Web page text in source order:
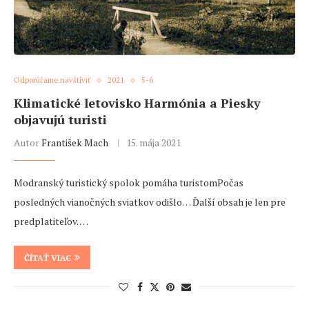
Odporúčame navštíviť 2021 5-6
Klimatické letovisko Harmónia a Piesky
objavujú turisti
AutorFrantišek Mach 15. mája 2021
Modranský turistický spolok pomáha turistomPočas
posledných vianočných sviatkov odišlo… Ďalší obsah je len pre
predplatiteľov. …
ČÍTAŤ VIAC